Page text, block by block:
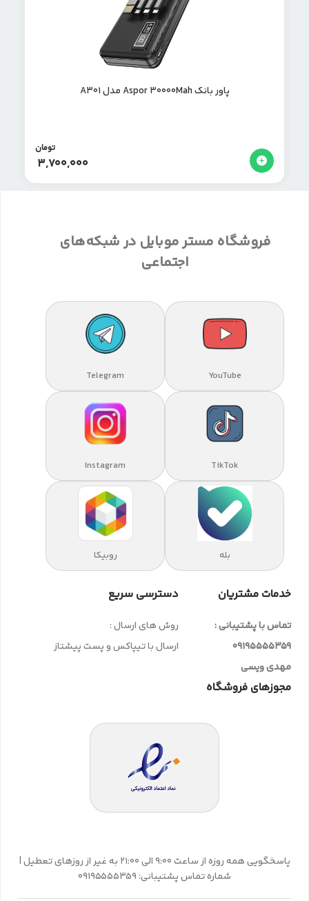
پاور بانک Aspor 30000Mah مدل A301
3,700,000
تومان
فروشگاه مستر موبایل در شبکه‌های
اجتماعی
YouTube
Telegram
TikTok
Instagram
بله روبیکا
خدمات مشتریان
تماس با پشتیبانی :
09195555359
مهدی ویسی
دسترسی سریع
روش های ارسال :
ارسال با تیپاکس و پست پیشتاز
مجوزهای فروشگاه
پاسخگویی همه روزه از ساعت 9:00 الی 21:00 به غیر از روزهای تعطیل |
شماره تماس پشتیبانی: 09195555359